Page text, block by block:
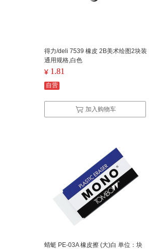
得力/deli 7539 橡皮 2B美术绘图2块装
通用规格,白色
¥ 1.81
自营
加入购物车
蜻蜓 PE-03A 橡皮擦 (大)白 单位：块